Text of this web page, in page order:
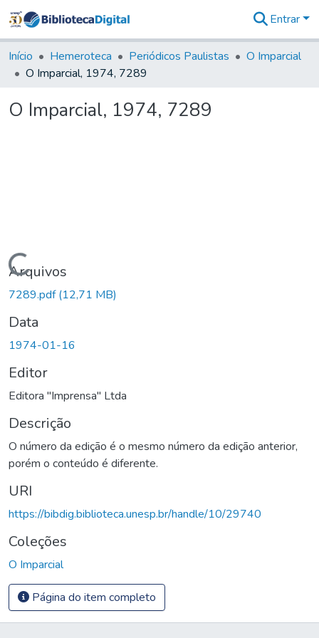
&
Coleções
Tudo na
Digital
Entrar
Início Hemeroteca Periódicos Paulistas
O Imparcial
O Imparcial, 1974, 7289
O Imparcial, 1974, 7289
Carregando...
Arquivos
7289.pdf(12,71 MB)
Data
1974-01-16
Editor
Editora "Imprensa" Ltda
Descrição
O número da edição é o mesmo número da edição anterior,
porém o conteúdo é diferente.
URI
https://bibdig.biblioteca.unesp.br/handle/10/29740
Coleções
O Imparcial
Página do item completo